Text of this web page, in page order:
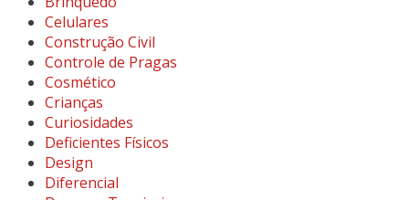
Celulares
Construção Civil
Controle de Pragas
Cosmético
Crianças
Curiosidades
Deficientes Físicos
Design
Diferencial